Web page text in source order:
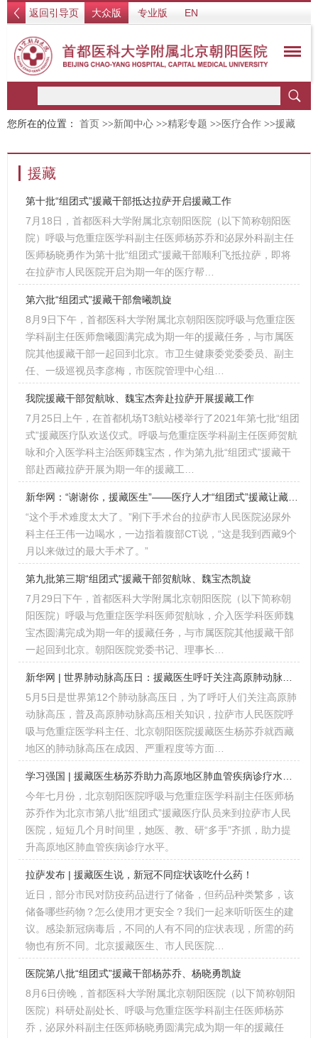
返回引导页 大众版 专业版 EN
您所在的位置： 首页 >>新闻中心 >>精彩专题 >> 医疗合作 >>援藏
援藏
第十批“组团式”援藏干部抵达拉萨开启援藏工作
7月18日，首都医科大学附属北京朝阳医院（以下简称朝阳医
院）呼吸与危重症医学科副主任医师杨苏乔和泌尿外科副主任
医师杨晓勇作为第十批“组团式”援藏干部顺利飞抵拉萨，即将
在拉萨市人民医院开启为期一年的医疗帮…
第六批“组团式”援藏干部詹曦凯旋
8月9日下午，首都医科大学附属北京朝阳医院呼吸与危重症医
学科副主任医师詹曦圆满完成为期一年的援藏任务，与市属医
院其他援藏干部一起回到北京。市卫生健康委党委委员、副主
任、一级巡视员李彦梅，市医院管理中心组…
我院援藏干部贺航咏、魏宝杰奔赴拉萨开展援藏工作
7月25日上午，在首都机场T3航站楼举行了2021年第七批“组团
式”援藏医疗队欢送仪式。呼吸与危重症医学科副主任医师贺航
咏和介入医学科主治医师魏宝杰，作为第九批“组团式”援藏干
部赴西藏拉萨开展为期一年的援藏工…
“这个手术难度太大了。”刚下手术台的拉萨市人民医院泌尿外
科主任王伟一边喝水，一边指着腹部CT说，“这是我到西藏9个
月以来做过的最大手术了。”
第九批第三期“组团式”援藏干部贺航咏、魏宝杰​凯旋
7月29日下午，首都医科大学附属北京朝阳医院（以下简称朝
阳医院）呼吸与危重症医学科医师贺航咏，介入医学科医师魏
宝杰圆满完成为期一年的援藏任务，与市属医院其他援藏干部
一起回到北京。朝阳医院党委书记、理事长…
5月5日是世界第12个肺动脉高压日，为了呼吁人们关注高原肺
动脉高压，普及高原肺动脉高压相关知识，拉萨市人民医院呼
吸与危重症医学科主任、北京朝阳医院援藏医生杨苏乔就西藏
地区的肺动脉高压在成因、严重程度等方面…
今年七月份，北京朝阳医院呼吸与危重症医学科副主任医师杨
苏乔作为北京市第八批“组团式”援藏医疗队员来到拉萨市人民
医院，短短几个月时间里，她医、教、研“多手”齐抓，助力提
升高原地区肺血管疾病诊疗水平。
拉萨发布 | 援藏医生说，新冠不同症状该吃什么药！
近日，部分市民对防疫药品进行了储备，但药品种类繁多，该
储备哪些药物？怎么使用才更安全？我们一起来听听医生的建
议。感染新冠病毒后，不同的人有不同的症状表现，所需的药
物也有所不同。北京援藏医生、市人民医院…
医院第八批“组团式”援藏干部杨苏乔、杨晓勇凯旋
8月6日傍晚，首都医科大学附属北京朝阳医院（以下简称朝阳
医院）科研处副处长、呼吸与危重症医学科副主任医师杨苏
乔，泌尿外科副主任医师杨晓勇圆满完成为期一年的援藏任